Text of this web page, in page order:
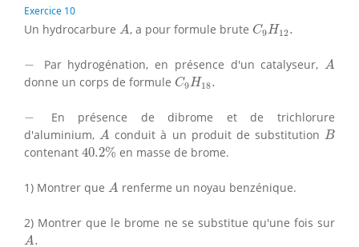
Exercice 10
Un hydrocarbure A
A, a pour formule brute C9H12.
C9 H
−
− Par hydrogénation, en présence d'un catalyseur, A
A
donne un corps de formule C9H18.
C9 H
−
−
En présence de dibrome et de trichlorure
d'aluminium,A
A conduit à un produit de substitution B
B
contenant 40.2%
40.2% en masse de brome.
1) Montrer que A
A renferme un noyau benzénique.
2) Montrer que le brome ne se substitue qu'une fois sur
A.
A